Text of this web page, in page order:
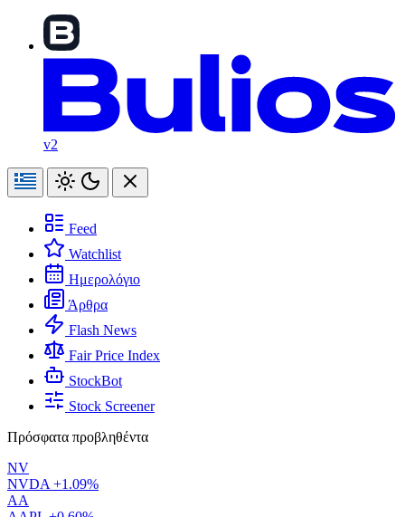
v2
Feed
Watchlist
Ημερολόγιο
Άρθρα
Flash News
Fair Price Index
StockBot
Stock Screener
Πρόσφατα προβληθέντα
NV
NVDA +1.09%
AA